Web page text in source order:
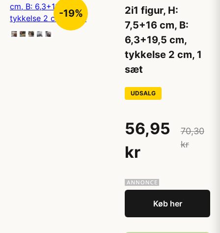
-19%
2i1 figur, H:
7,5+16 cm, B:
6,3+19,5 cm,
tykkelse 2 cm, 1
sæt
UDSALG
56,95
kr
70,30
kr
Køb her